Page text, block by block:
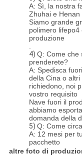
A: Sì, la nostra
Zhuhai e Henan
Siamo grande
polimero
produzione
4) Q: Come che
prenderete?
A: Spedisca
della Cina o
richiedono, noi
vostro requisito
Nave fuori il
abbiamo
domanda della
5) Q: Come
A: 12 mesi per
pacchetto
altre foto di